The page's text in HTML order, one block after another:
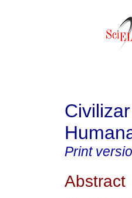
Print
Abstract